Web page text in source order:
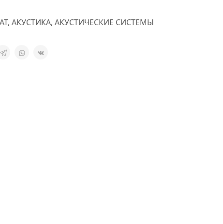
, АКУСТИКА, АКУСТИЧЕСКИЕ СИСТЕМЫ